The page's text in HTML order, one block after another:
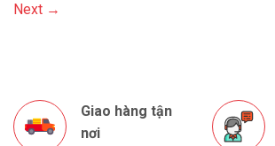
Next →
Giao hàng tận
nơi